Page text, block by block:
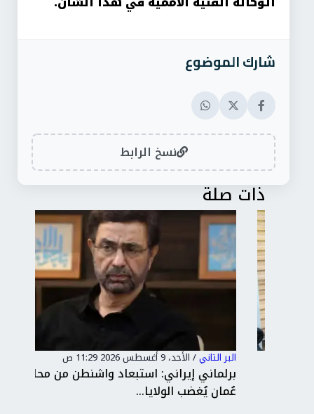
شارك الموضوع
نسخ الرابط
ذات صلة
البر التاني الأحد، 9 أغسطس 2026 11:29 ص
برلماني إيراني: استبعاد واشنطن من محادثات
عُمان يُغضب الولايا...